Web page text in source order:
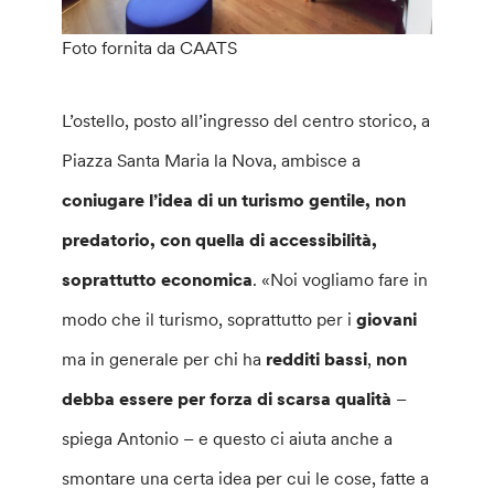
Foto fornita da CAATS
L’ostello, posto all’ingresso del centro storico, a
Piazza Santa Maria la Nova, ambisce a
coniugare l’idea di un turismo gentile, non
predatorio, con quella di accessibilità,
soprattutto economica. «Noi vogliamo fare in
modo che il turismo, soprattutto per igiovani
ma in generale per chi ha redditi bassi, non
debba essere per forza di scarsa qualità –
spiega Antonio – e questo ci aiuta anche a
smontare una certa idea per cui le cose, fatte a